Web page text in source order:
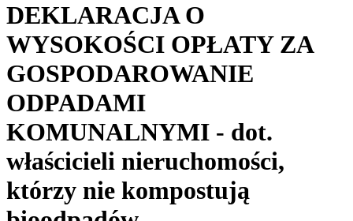
DEKLARACJA O
WYSOKOŚCI OPŁATY ZA
GOSPODAROWANIE
ODPADAMI
KOMUNALNYMI - dot.
właścicieli nieruchomości,
którzy nie kompostują